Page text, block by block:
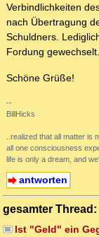
Verbindlichkeiten
nach Übertragung
Schuldners.
Fordung gewechselt.
Schöne Grüße!
--
BillHicks
..realized that all matter is
all one consciousness
life is only a dream, and
antworten
gesamter Thread:
Ist "Geld" ein